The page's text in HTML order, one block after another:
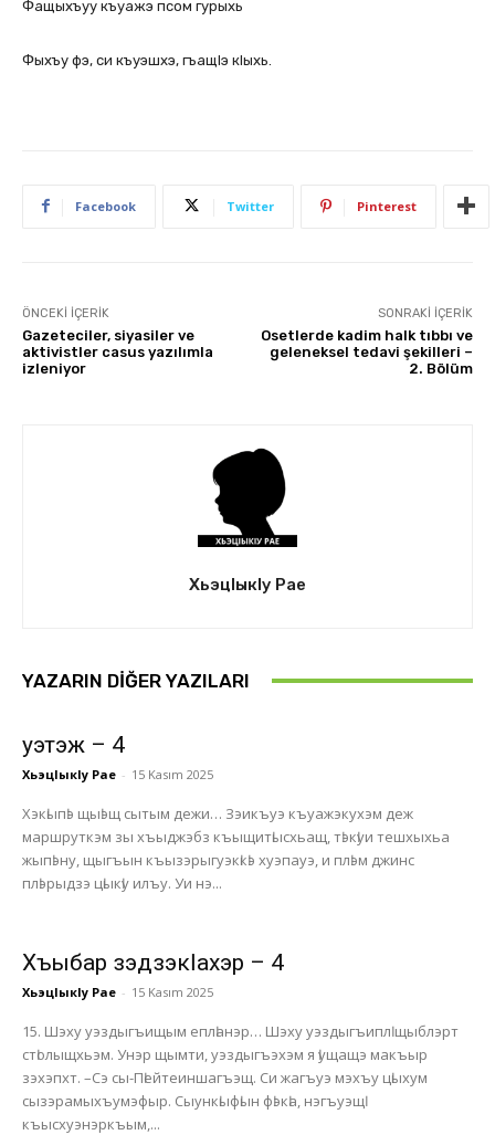
Фащыхъуу къуажэ псом гурыхь
Фыхъу фэ, си къуэшхэ, гъащIэ кIыхь.
Facebook Twitter Pinterest
ÖNCEKI İÇERIK
Gazeteciler, siyasiler ve
aktivistler casus yazılımla
izleniyor
SONRAKI İÇERIK
Osetlerde kadim halk tıbbı ve
geleneksel tedavi şekilleri –
2. Bölüm
ХьэцIыкIу Рае
YAZARIN DIĞER YAZILARI
Ӏуэтэж – 4
ХьэцIыкIу Рае - 15 Kasım 2025
Хэкӏыпӏэ щыӏэщ сытым дежи… Зэикъуэ къуажэкухэм деж
маршруткэм зы хъыджэбз къыщитӏысхьащ, тӏэкӏуи тешхыхьа
жыпӏэну, щыгъын къызэрыгуэкӏкӏэ хуэпауэ, и плӏэм джинс
плӏэрыдзэ цӏыкӏу илъу. Уи нэ...
Хъыбар зэдзэкӏахэр – 4
ХьэцIыкIу Рае - 15 Kasım 2025
15. Шэху уэздыгъищым еплӏанэр… Шэху уэздыгъиплӏ щыблэрт
стӏолыщхьэм. Унэр щымти, уэздыгъэхэм я ӏущащэ макъыр
зэхэпхт. –Сэ сы-Пӏейтеиншагъэщ. Си жагъуэ мэхъу цӏыхум
сызэрамыхъумэфыр. Сыункӏыфӏын фӏэкӏа, нэгъуэщӏ
къысхуэнэркъым,...